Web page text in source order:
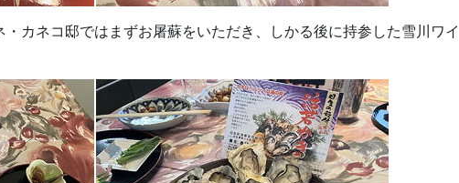
カネコ邸ではまずお屠蘇をいただき、しかる後に持参した雪川ワイ